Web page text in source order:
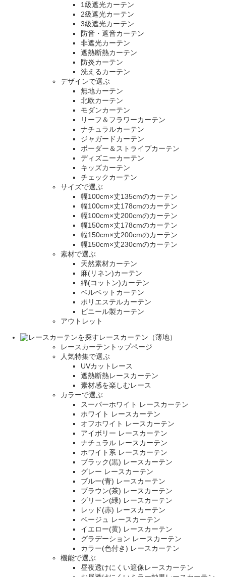
1級遮光カーテン
2級遮光カーテン
3級遮光カーテン
防音・遮音カーテン
非遮光カーテン
遮熱断熱カーテン
防炎カーテン
洗えるカーテン
デザインで選ぶ
無地カーテン
北欧カーテン
モダンカーテン
リーフ＆フラワーカーテン
ナチュラルカーテン
ジャガードカーテン
ボーダー＆ストライプカーテン
ディズニーカーテン
キッズカーテン
チェックカーテン
サイズで選ぶ
幅100cm×丈135cmのカーテン
幅100cm×丈178cmのカーテン
幅100cm×丈200cmのカーテン
幅150cm×丈178cmのカーテン
幅150cm×丈200cmのカーテン
幅150cm×丈230cmのカーテン
素材で選ぶ
天然素材カーテン
麻(リネン)カーテン
綿(コットン)カーテン
ベルベットカーテン
ポリエステルカーテン
ビニール製カーテン
アウトレット
レースカーテン（薄地）
レースカーテントップページ
人気特集で選ぶ
UVカットレース
遮熱断熱レースカーテン
素材感を楽しむレース
カラーで選ぶ
スーパーホワイト レースカーテン
ホワイト レースカーテン
オフホワイト レースカーテン
アイボリー レースカーテン
ナチュラル レースカーテン
ホワイト系 レースカーテン
ブラック(黒) レースカーテン
グレー レースカーテン
ブルー(青) レースカーテン
ブラウン(茶) レースカーテン
グリーン(緑) レースカーテン
レッド(赤) レースカーテン
ベージュ レースカーテン
イエロー(黄) レースカーテン
グラデーション レースカーテン
カラー(色付き) レースカーテン
機能で選ぶ
昼夜透けにくい遮像レースカーテン